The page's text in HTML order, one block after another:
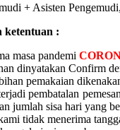
+ Asisten
ketentuan :
masa pandemi
dinyatakan Confirm
pemakaian
pembatalan
jumlah sisa hari yang
tidak menerima